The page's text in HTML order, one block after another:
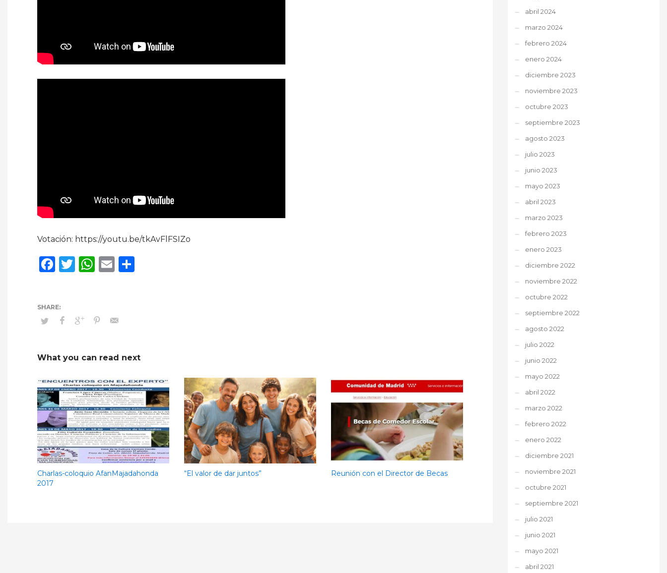
Votación: https://youtu.be/tkAvFlFSIZo
Facebook
Twitter
WhatsApp
Email
What you can read next
Charlas-coloquio AfanMajadahonda
2017
“El valor de dar juntos” Reunión con el Director de Becas
abril 2024
marzo 2024
febrero 2024
enero 2024
diciembre 2023
noviembre 2023
octubre 2023
septiembre 2023
agosto 2023
julio 2023
junio 2023
mayo 2023
abril 2023
marzo 2023
febrero 2023
enero 2023
diciembre 2022
noviembre 2022
octubre 2022
septiembre 2022
agosto 2022
julio 2022
junio 2022
mayo 2022
abril 2022
marzo 2022
febrero 2022
enero 2022
diciembre 2021
noviembre 2021
octubre 2021
septiembre 2021
julio 2021
junio 2021
mayo 2021
abril 2021